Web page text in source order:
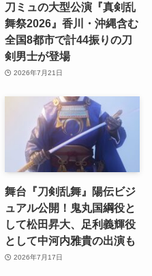
刀ミュの大型公演『真剣乱
舞祭2026』香川・沖縄含む
全国8都市で計44振りの刀
剣男士が登場
2026年7月21日
舞台『刀剣乱舞』陽伝ビジ
ュアル公開！鬼丸国綱役と
して松田昇大、足利義輝役
として中河内雅貴の出演も
2026年7月17日